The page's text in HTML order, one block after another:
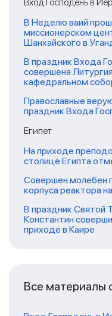
В Неделю ваий
миссионерском
Шанхайского в
В праздник Входа
совершена
кафедральном
Православные
праздник Входа
Египет
На приходе
столице Египта
Совершен молебен
корпуса реактора
В праздник Святой
Константин
приходе в Каире
Все материалы